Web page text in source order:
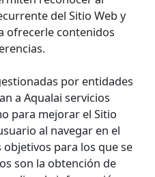
del Sitio Web y
ofrecerle contenidos
por entidades
a Aqualai servicios
para mejorar el Sitio
al navegar en el
para los que se
son la obtención de